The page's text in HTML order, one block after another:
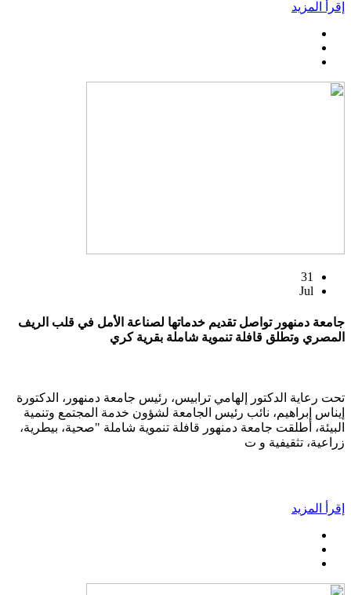
إقرأ المزيد
31
Jul
جامعة دمنهور تواصل تقديم خدماتها لصناعة الأمل في قلب الريف
المصري وتطلق قافلة تنموية شاملة بقرية كري
تحت رعاية الدكتور إلهامي ترابيس، رئيس جامعة دمنهور، الدكتورة
إيناس إبراهيم، نائب رئيس الجامعة لشؤون خدمة المجتمع وتنمية
البيئة، أطلقت جامعة دمنهور قافلة تنموية شاملة "صحية، بيطرية،
زراعية، تثقيفية و ت
إقرأ المزيد